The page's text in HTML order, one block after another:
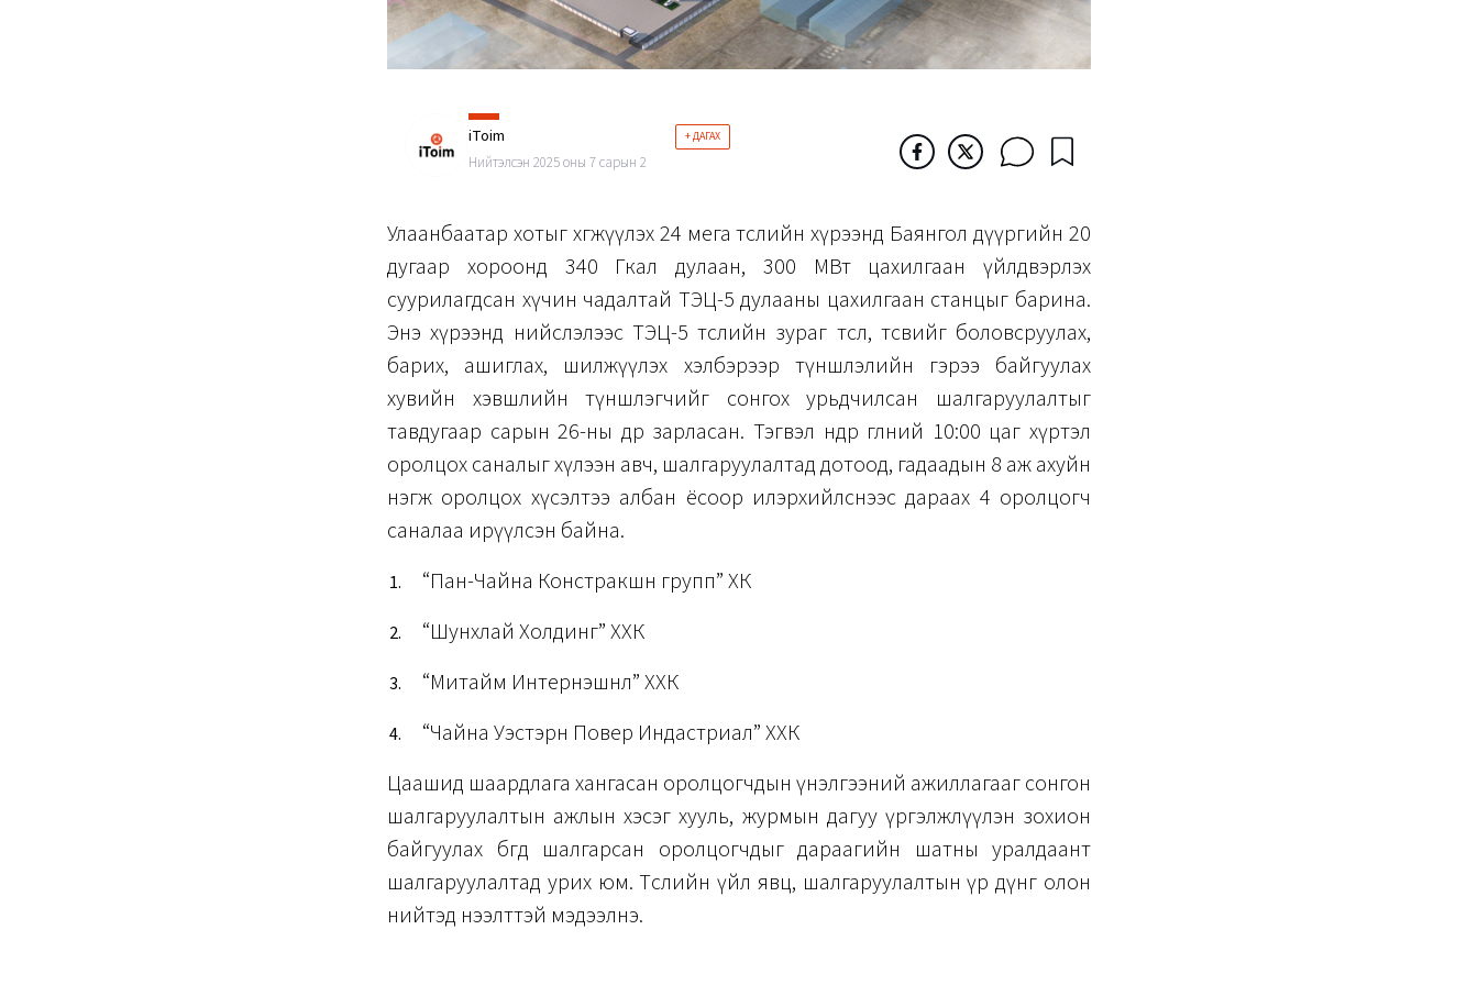
iToim + ДАГАХ
Нийтэлсэн 2025 оны 7 сарын 2
Улаанбаатар хотыг хөгжүүлэх 24 мега төслийн хүрээнд Баянгол дүүргийн 20
дугаар хороонд 340 Гкал дулаан, 300 МВт цахилгаан үйлдвэрлэх
суурилагдсан хүчин чадалтай ТЭЦ-5 дулааны цахилгаан станцыг барина.
Энэ хүрээнд нийслэлээс ТЭЦ-5 төслийн зураг төсөл, төсвийг боловсруулах,
барих, ашиглах, шилжүүлэх хэлбэрээр түншлэлийн гэрээ байгуулах
хувийн хэвшлийн түншлэгчийг сонгох урьдчилсан шалгаруулалтыг
тавдугаар сарын 26-ны өдөр зарласан. Тэгвэл өнөөдөр өглөөний 10:00 цаг хүртэл
оролцох саналыг хүлээн авч, шалгаруулалтад дотоод, гадаадын 8 аж ахуйн
нэгж оролцох хүсэлтээ албан ёсоор илэрхийлснээс дараах 4 оролцогч
саналаа ирүүлсэн байна.
“Пан-Чайна Констракшн групп” ХК
“Шунхлай Холдинг” ХХК
“Митайм Интернэшнл” ХХК
“Чайна Уэстэрн Повер Индастриал” ХХК
Цаашид шаардлага хангасан оролцогчдын үнэлгээний ажиллагааг сонгон
шалгаруулалтын ажлын хэсэг хууль, журмын дагуу үргэлжлүүлэн зохион
байгуулах бөгөөд шалгарсан оролцогчдыг дараагийн шатны уралдаант
шалгаруулалтад урих юм. Төслийн үйл явц, шалгаруулалтын үр дүнг олон
нийтэд нээлттэй мэдээлнэ.